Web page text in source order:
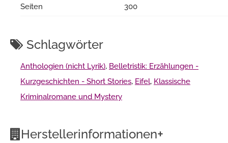
Seiten 300
Schlagwörter
Anthologien (nicht Lyrik), Belletristik: Erzählungen -
Kurzgeschichten - Short Stories, Eifel, Klassische
Kriminalromane und Mystery
Herstellerinformationen+